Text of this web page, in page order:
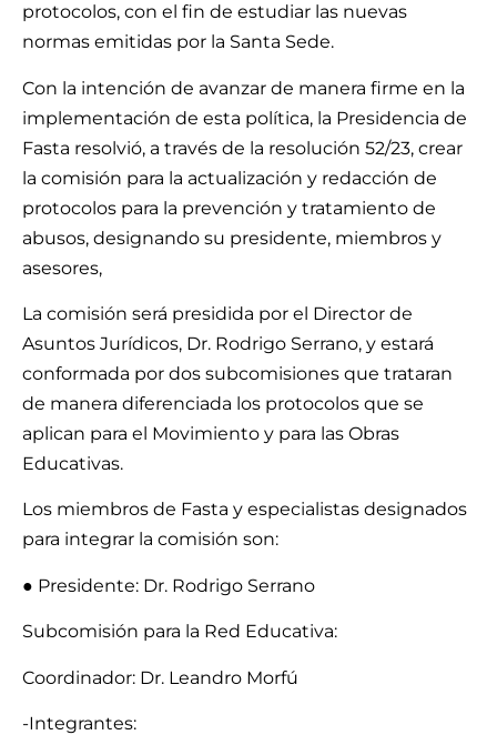
protocolos, con el fin de estudiar las nuevas
normas emitidas por la Santa Sede.
Con la intención de avanzar de manera firme en la
implementación de esta política, la Presidencia de
Fasta resolvió, a través de la resolución 52/23, crear
la comisión para la actualización y redacción de
protocolos para la prevención y tratamiento de
abusos, designando su presidente, miembros y
asesores,
La comisión será presidida por el Director de
Asuntos Jurídicos, Dr. Rodrigo Serrano, y estará
conformada por dos subcomisiones que trataran
de manera diferenciada los protocolos que se
aplican para el Movimiento y para las Obras
Educativas.
Los miembros de Fasta y especialistas designados
para integrar la comisión son:
● Presidente: Dr. Rodrigo Serrano
Subcomisión para la Red Educativa:
Coordinador: Dr. Leandro Morfú
-Integrantes: